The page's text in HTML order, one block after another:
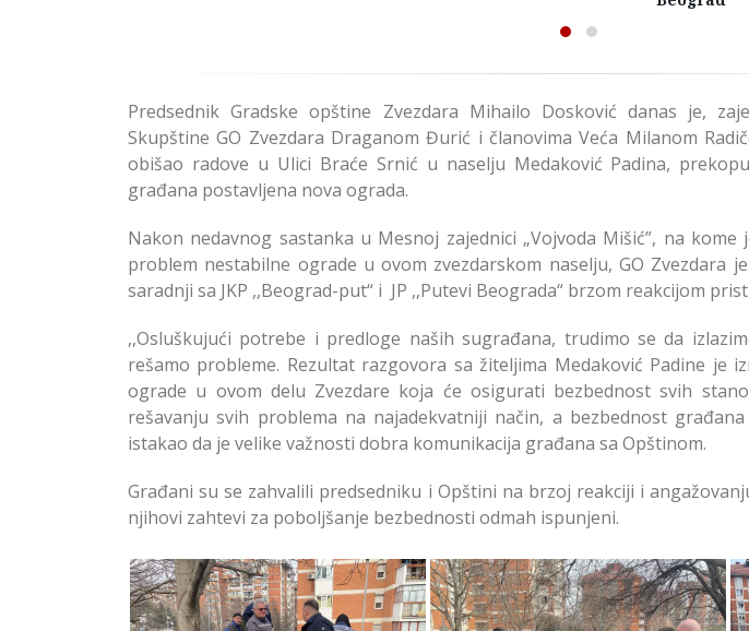
Predsednik Gradske opštine Zvezdara Mihailo Dosković danas je,
Skupštine GO Zvezdara Draganom Đurić i članovima Veća Milanom
obišao radove u Ulici Braće Srnić u naselju Medaković Padina,
građana postavljena nova ograda.
Nakon nedavnog sastanka u Mesnoj zajednici „Vojvoda Mišić”, na
problem nestabilne ograde u ovom zvezdarskom naselju, GO Zvezdara
saradnji sa JKP ,,Beograd-put“ i JP ,,Putevi Beograda“ brzom reakcijom
,,Osluškujući potrebe i predloge naših sugrađana, trudimo se da
rešamo probleme. Rezultat razgovora sa žiteljima Medaković Padine je
ograde u ovom delu Zvezdare koja će osigurati bezbednost svih
rešavanju svih problema na najadekvatniji način, a bezbednost
istakao da je velike važnosti dobra komunikacija građana sa Opštinom.
Građani su se zahvalili predsedniku i Opštini na brzoj reakciji i
njihovi zahtevi za poboljšanje bezbednosti odmah ispunjeni.